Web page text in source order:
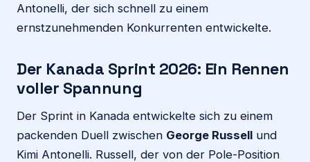
Antonelli, der sich schnell zu einem
ernstzunehmenden Konkurrenten entwickelte.
Der Kanada Sprint 2026: Ein Rennen
voller Spannung
Der Sprint in Kanada entwickelte sich zu einem
packenden Duell zwischen George Russell und
Kimi Antonelli. Russell, der von der Pole-Position